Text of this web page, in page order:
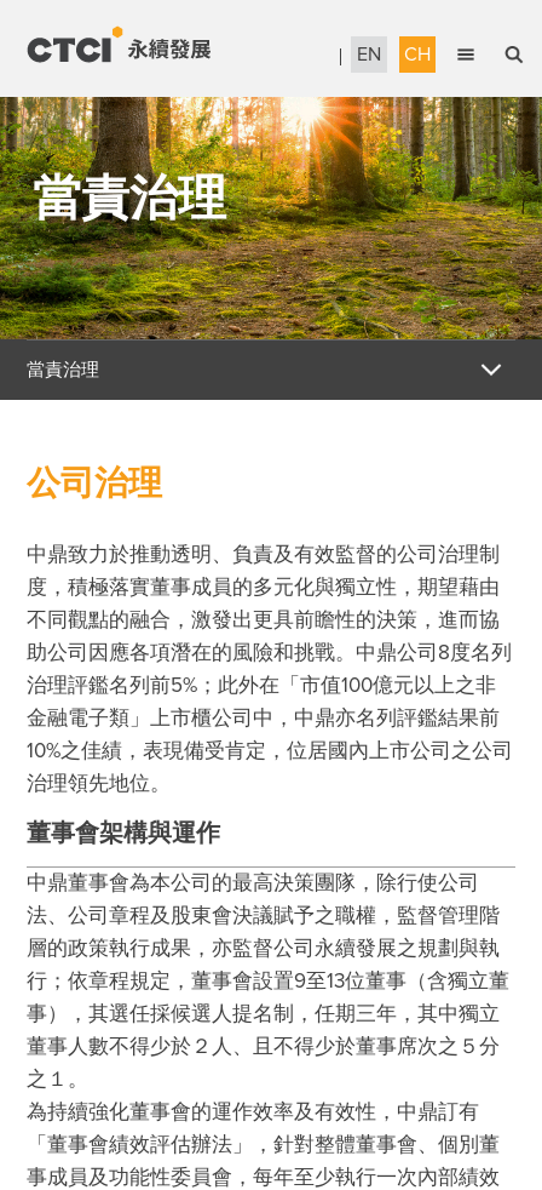
EN CH
English
繁體中文
永續管理
當責治理
信賴服務
永續工程
企業公民
獎項暨認證
永續發展指標
最新消息
經營者的話
肯定與榮耀
ESG影音分享
互動問答
ESG問卷
聯絡我們
當責治理
當責治理
風險管理
資訊安全
公司治理
中鼎致力於推動透明、負責及有效監督的公司治理制
度，積極落實董事成員的多元化與獨立性，期望藉由
不同觀點的融合，激發出更具前瞻性的決策，進而協
助公司因應各項潛在的風險和挑戰。中鼎公司8度名列
治理評鑑名列前5%；此外在「市值100億元以上之非
金融電子類」上市櫃公司中，中鼎亦名列評鑑結果前
10%之佳績，表現備受肯定，位居國內上市公司之公司
治理領先地位。
董事會架構與運作
中鼎董事會為本公司的最高決策團隊，除行使公司
法、公司章程及股東會決議賦予之職權，監督管理階
層的政策執行成果，亦監督公司永續發展之規劃與執
行；依章程規定，董事會設置9至13位董事（含獨立董
事），其選任採候選人提名制，任期三年，其中獨立
董事人數不得少於２人、且不得少於董事席次之５分
之１。
為持續強化董事會的運作效率及有效性，中鼎訂有
「董事會績效評估辦法」，針對整體董事會、個別董
事成員及功能性委員會，每年至少執行一次內部績效